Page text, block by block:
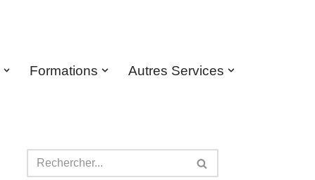
Formations Autres Services